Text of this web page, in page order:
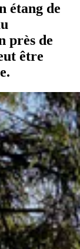
étang de
près de
être